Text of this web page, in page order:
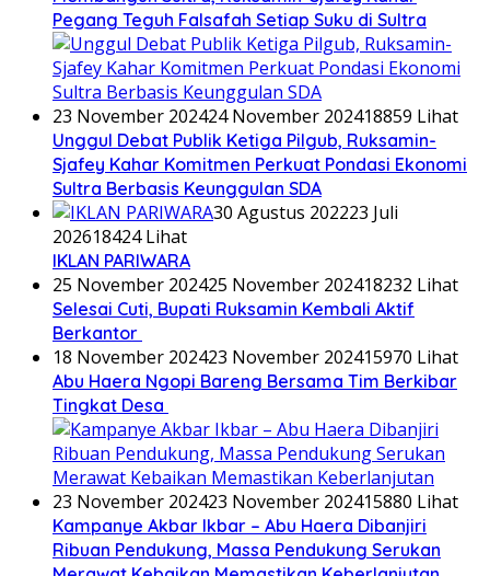
Pegang Teguh Falsafah Setiap Suku di Sultra
23 November 202424 November 202418859 Lihat
Unggul Debat Publik Ketiga Pilgub, Ruksamin-
Sjafey Kahar Komitmen Perkuat Pondasi Ekonomi
Sultra Berbasis Keunggulan SDA
30 Agustus 202223 Juli
202618424 Lihat
IKLAN PARIWARA
25 November 202425 November 202418232 Lihat
Selesai Cuti, Bupati Ruksamin Kembali Aktif
Berkantor
18 November 202423 November 202415970 Lihat
Abu Haera Ngopi Bareng Bersama Tim Berkibar
Tingkat Desa
23 November 202423 November 202415880 Lihat
Kampanye Akbar Ikbar – Abu Haera Dibanjiri
Ribuan Pendukung, Massa Pendukung Serukan